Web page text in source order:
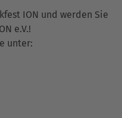
ION und werden Sie
e.V.!
unter: